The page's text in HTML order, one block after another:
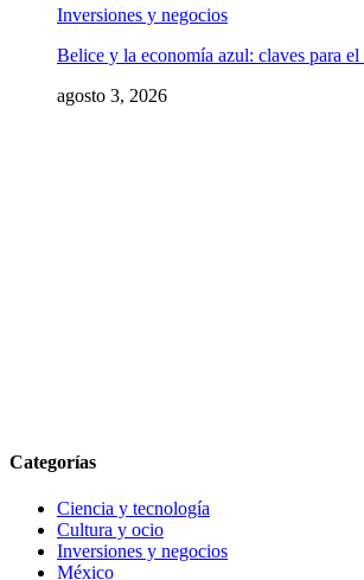
Inversiones y negocios
Belice y la economía azul: claves para
agosto 3, 2026
Categorías
Ciencia y tecnología
Cultura y ocio
Inversiones y negocios
México